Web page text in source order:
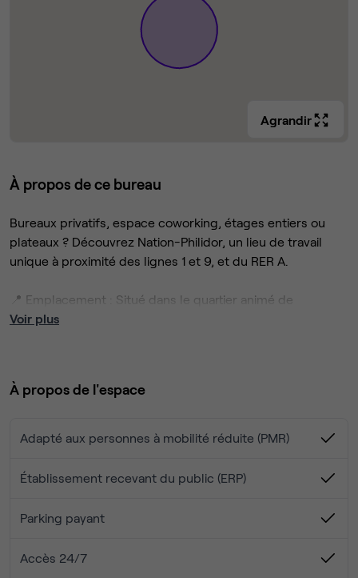
Agrandir
À propos de ce bureau
Bureaux privatifs, espace coworking, étages entiers ou
plateaux ? Découvrez Nation-Philidor, un lieu de travail
unique à proximité des lignes 1 et 9, et du RER A.
📍 Emplacement : Situé dans le quartier animé de
Charonne, entouré de nombreux commerces et
· Conçu par l’architecte Jacques Ferrier, 5 niveaux de
· 75 à 100 postes de travail par étage, espaces
· Bureaux lumineux, avec balcons et vues sur la ville 🌞
✨ Espaces communs et équipements :
· Salles de réunion, bulles de travail, tisaneries et
Voir plus
À propos de l'espace
Adapté aux personnes à mobilité réduite (PMR)
Établissement recevant du public (ERP)
Parking payant
Accès 24/7